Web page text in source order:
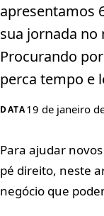
apresentamos
sua jornada
Procurando
perca tempo e
DATA19 de janeiro
Para ajudar
pé direito, neste
negócio que